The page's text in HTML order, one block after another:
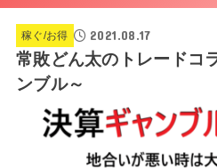
稼ぐ/お得 2021.08.17
常敗どん太のトレードコ
ンブル～